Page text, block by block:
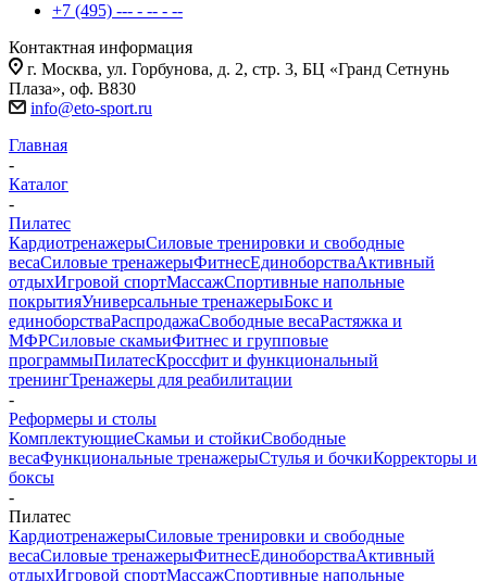
+7 (495) --- - -- - --
Контактная информация
г. Москва, ул. Горбунова, д. 2, стр. 3, БЦ «Гранд Сетнунь
Плаза», оф. В830
info@eto-sport.ru
Главная
-
Каталог
-
Пилатес
КардиотренажерыСиловые тренировки и свободные
весаСиловые тренажерыФитнесЕдиноборстваАктивный
отдыхИгровой спортМассажСпортивные напольные
покрытияУниверсальные тренажерыБокс и
единоборстваРаспродажаСвободные весаРастяжка и
МФРСиловые скамьиФитнес и групповые
программыПилатесКроссфит и функциональный
тренингТренажеры для реабилитации
-
Реформеры и столы
КомплектующиеСкамьи и стойкиСвободные
весаФункциональные тренажерыСтулья и бочкиКорректоры и
боксы
-
Пилатес
КардиотренажерыСиловые тренировки и свободные
весаСиловые тренажерыФитнесЕдиноборстваАктивный
отдыхИгровой спортМассажСпортивные напольные